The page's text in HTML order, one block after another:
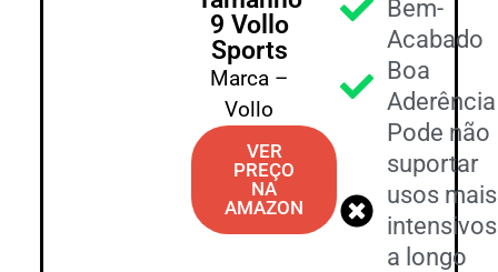
9 Vollo
Sports
Marca –
Vollo
VER
PREÇO
NA
AMAZON
Bem-
Acabado
Boa
Aderência
Pode não
suportar
usos mais
intensivos
a longo